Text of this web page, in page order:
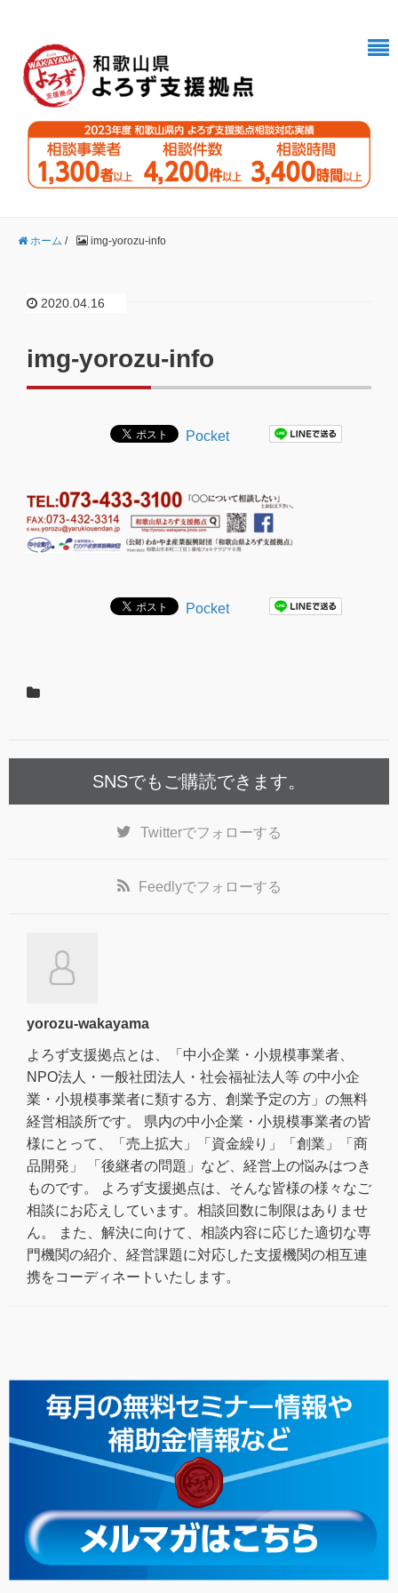
ホーム / img-yorozu-info
2020.04.16
img-yorozu-info
Pocket
Pocket
SNSでもご購読できます。
Twitterでフォローする
Feedlyでフォローする
yorozu-wakayama
よろず支援拠点とは、「中小企業・小規模事業者、
NPO法人・一般社団法人・社会福祉法人等 の中小企
業・小規模事業者に類する方、創業予定の方」の無料
経営相談所です。 県内の中小企業・小規模事業者の皆
様にとって、「売上拡大」「資金繰り」「創業」「商
品開発」 「後継者の問題」など、経営上の悩みはつき
ものです。 よろず支援拠点は、そんな皆様の様々なご
相談にお応えしています。相談回数に制限はありませ
ん。 また、解決に向けて、相談内容に応じた適切な専
門機関の紹介、経営課題に対応した支援機関の相互連
携をコーディネートいたします。